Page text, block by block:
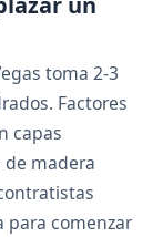
toma 2-3
Factores
capas
madera
para comenzar